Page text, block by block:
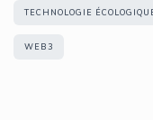
TECHNOLOGIE
WEB3